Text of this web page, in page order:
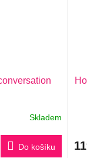
Skladem
Do košíku
je